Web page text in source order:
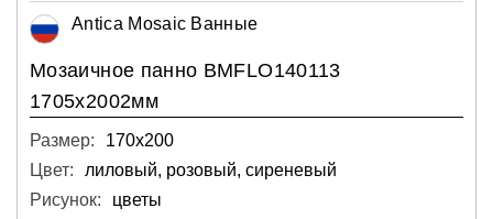
Antica Mosaic Ванные
Мозаичное панно BMFLO140113
1705х2002мм
Размер:
170х200
Цвет:
лиловый, розовый, сиреневый
Рисунок:
цветы